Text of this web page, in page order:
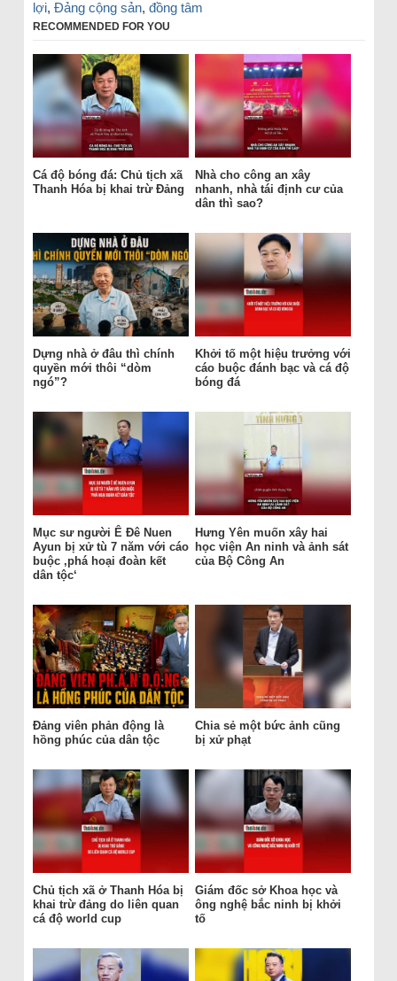
lợi, Đảng cộng sản, đồng tâm
RECOMMENDED FOR YOU
Cá độ bóng đá: Chủ tịch xã
Thanh Hóa bị khai trừ Đảng
Nhà cho công an xây
nhanh, nhà tái định cư của
dân thì sao?
Dựng nhà ở đâu thì chính
quyền mới thôi “dòm
ngó”?
Khởi tố một hiệu trưởng với
cáo buộc đánh bạc và cá độ
bóng đá
Mục sư người Ê Đê Nuen
Ayun bị xử tù 7 năm với cáo
buộc ‚phá hoại đoàn kết
dân tộc‘
Hưng Yên muốn xây hai
học viện An ninh và ảnh sát
của Bộ Công An
Đảng viên phản động là
hồng phúc của dân tộc
Chia sẻ một bức ảnh cũng
bị xử phạt
Chủ tịch xã ở Thanh Hóa bị
khai trừ đảng do liên quan
cá độ world cup
Giám đốc sở Khoa học và
ông nghệ bắc ninh bị khởi
tố